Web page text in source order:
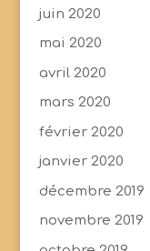
juin 2020
mai 2020
avril 2020
mars 2020
février 2020
janvier 2020
décembre 2019
novembre 2019